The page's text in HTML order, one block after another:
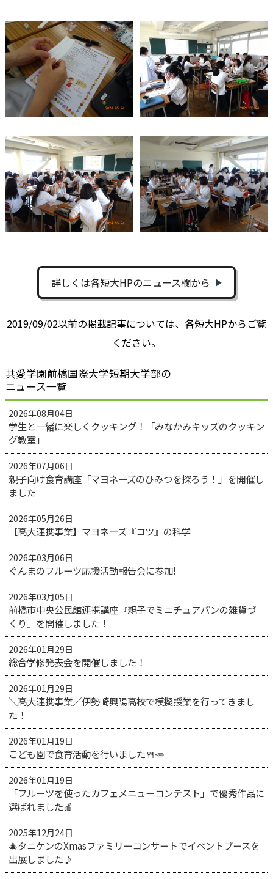
詳しくは各短大HPのニュース欄から
2019/09/02以前の掲載記事については、各短大HPからご覧
ください。
共愛学園前橋国際大学短期大学部の
ニュース一覧
2026年08月04日
学生と一緒に楽しくクッキング！「みなかみキッズのクッキン
グ教室」
2026年07月06日
親子向け食育講座「マヨネーズのひみつを探ろう！」を開催し
ました
2026年05月26日
【高大連携事業】マヨネーズ『コツ』の科学
2026年03月06日
ぐんまのフルーツ応援活動報告会に参加!
2026年03月05日
前橋市中央公民館連携講座『親子でミニチュアパンの雑貨づ
くり』を開催しました！
2026年01月29日
総合学修発表会を開催しました！
2026年01月29日
＼高大連携事業／伊勢崎興陽高校で模擬授業を行ってきまし
た！
2026年01月19日
こども園で食育活動を行いました🍴🥕
2026年01月19日
「フルーツを使ったカフェメニューコンテスト」で優秀作品に
選ばれました🍎
2025年12月24日
🎄タニケンのXmasファミリーコンサートでイベントブースを
出展しました♪